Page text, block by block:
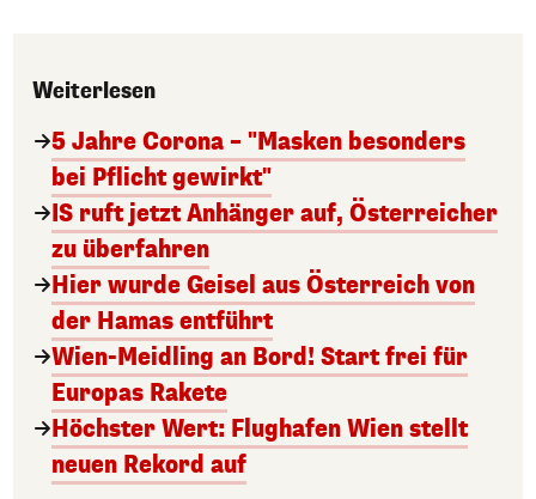
Weiterlesen
5 Jahre Corona – "Masken besonders
bei Pflicht gewirkt"
IS ruft jetzt Anhänger auf, Österreicher
zu überfahren
Hier wurde Geisel aus Österreich von
der Hamas entführt
Wien-Meidling an Bord! Start frei für
Europas Rakete
Höchster Wert: Flughafen Wien stellt
neuen Rekord auf